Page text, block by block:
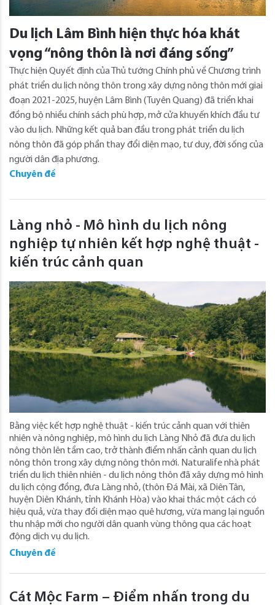
Du lịch Lâm Bình hiện thực hóa khát
vọng “nông thôn là nơi đáng sống”
Thực hiện Quyết định của Thủ tướng Chính phủ về Chương trình
phát triển du lịch nông thôn trong xây dựng nông thôn mới giai
đoạn 2021-2025, huyện Lâm Bình (Tuyên Quang) đã triển khai
đồng bộ nhiều chính sách phù hợp, mở cửa khuyến khích đầu tư
vào du lịch. Những kết quả ban đầu trong phát triển du lịch
nông thôn đã góp phần thay đổi diện mạo, tư duy, đời sống của
người dân địa phương.
Chuyên đề
Làng nhỏ - Mô hình du lịch nông
nghiệp tự nhiên kết hợp nghệ thuật -
kiến trúc cảnh quan
Bằng việc kết hợp nghệ thuật - kiến trúc cảnh quan với thiên
nhiên và nông nghiệp, mô hình du lịch Làng Nhỏ đã đưa du lịch
nông thôn lên tầm cao, trở thành điểm nhấn cảnh quan du lịch
nông thôn trong xây dựng nông thôn mới. Naturalife nhà phát
triển du lịch thiên nhiên - du lịch nông thôn đã xây dựng mô hình
du lịch cộng đồng, đưa Làng nhỏ, (thôn Đá Mài, xã Diên Tân,
huyện Diên Khánh, tỉnh Khánh Hòa) vào khai thác một cách có
hiệu quả, vừa thay đổi diện mạo quê hương, vừa mang lại nguồn
thu nhập mới cho người dân quanh vùng thông qua các hoạt
động dịch vụ du lịch.
Chuyên đề
Cát Mộc Farm – Điểm nhấn trong du